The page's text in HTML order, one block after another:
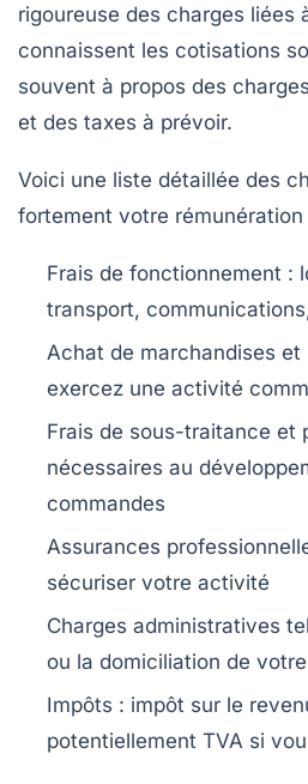
rigoureuse des charges liées
connaissent les cotisations
souvent à propos des
et des taxes à prévoir.
Voici une liste détaillée des
fortement votre rémunération
Frais de fonctionnement :
transport,
Achat de marchandises et
exercez une activité
Frais de sous-traitance et
nécessaires au
commandes
Assurances
sécuriser votre activité
Charges administratives
ou la domiciliation de
Impôts : impôt sur le
potentiellement TVA si